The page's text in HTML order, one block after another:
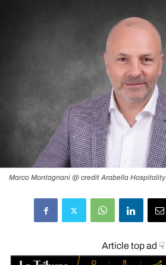
Marco Montagnani @ credit Arabella Hospitality
Article top ad ☟